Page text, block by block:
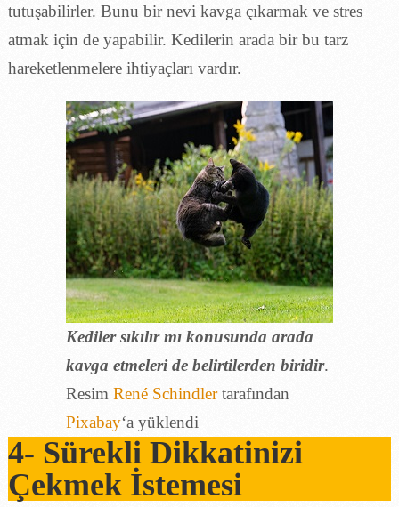
tutuşabilirler. Bunu bir nevi kavga çıkarmak ve stres
atmak için de yapabilir. Kedilerin arada bir bu tarz
hareketlenmelere ihtiyaçları vardır.
Kediler sıkılır mı konusunda arada
kavga etmeleri de belirtilerden biridir.
Resim René Schindlertarafından
Pixabay‘a yüklendi
4- Sürekli Dikkatinizi
Çekmek İstemesi